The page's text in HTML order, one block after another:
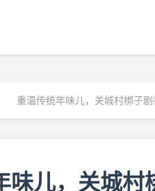
重温传统年味儿，关城村梆子
味儿，关城村